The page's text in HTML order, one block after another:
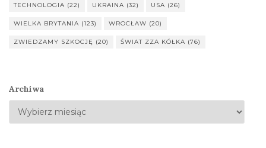
TECHNOLOGIA (22) UKRAINA (32) USA (26)
WIELKA BRYTANIA (123) WROCŁAW (20)
ZWIEDZAMY SZKOCJĘ (20) ŚWIAT ZZA KÓŁKA (76)
Archiwa